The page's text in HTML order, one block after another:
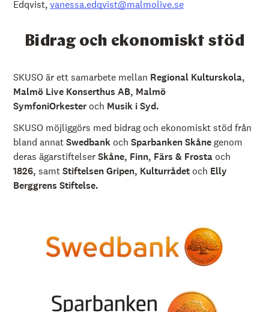
Edqvist,vanessa.edqvist@malmolive.se
Bidrag och ekonomiskt stöd
SKUSO är ett samarbete mellan Regional Kulturskola,
Malmö Live Konserthus AB, Malmö
SymfoniOrkester och Musik i Syd.
SKUSO möjliggörs med bidrag och ekonomiskt stöd från
bland annatSwedbank och Sparbanken Skånegenom
deras ägarstiftelserSkåne, Finn, Färs & Frosta och
1826, samtStiftelsen Gripen, Kulturrådet och Elly
Berggrens Stiftelse.